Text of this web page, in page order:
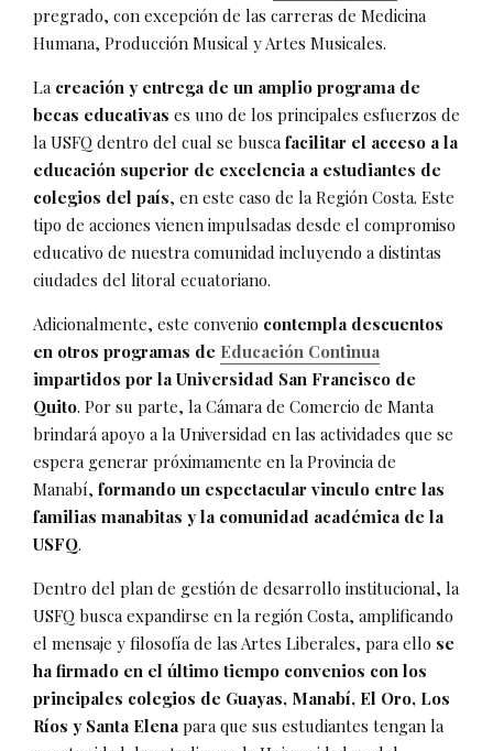
pregrado, con excepción de las carreras de Medicina
Humana, Producción Musical y Artes Musicales.
La creación y entrega de un amplio programa de
becas educativas es uno de los principales esfuerzos de
la USFQ dentro del cual se busca facilitar el acceso a la
educación superior de excelencia a estudiantes de
colegios del país, en este caso de la Región Costa. Este
tipo de acciones vienen impulsadas desde el compromiso
educativo de nuestra comunidad incluyendo a distintas
ciudades del litoral ecuatoriano.
Adicionalmente, este convenio contempla descuentos
en otros programas de Educación Continua
impartidos por la Universidad San Francisco de
Quito. Por su parte, la Cámara de Comercio de Manta
brindará apoyo a la Universidad en las actividades que se
espera generar próximamente en la Provincia de
Manabí, formando un espectacular vinculo entre las
familias manabitas y la comunidad académica de la
USFQ.
Dentro del plan de gestión de desarrollo institucional, la
USFQ busca expandirse en la región Costa, amplificando
el mensaje y filosofía de las Artes Liberales, para ello se
ha firmado en el último tiempo convenios con los
principales colegios de Guayas, Manabí, El Oro, Los
Ríos y Santa Elena para que sus estudiantes tengan la